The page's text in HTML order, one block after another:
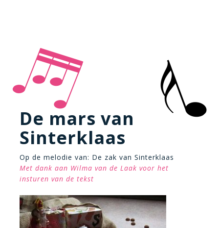
De mars van
Sinterklaas
Op de melodie van: De zak van Sinterklaas
Met dank aan Wilma van de Laak voor het
insturen van de tekst